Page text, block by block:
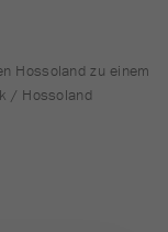
Hossoland zu einem
/ Hossoland